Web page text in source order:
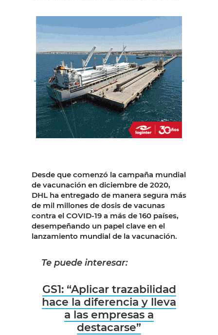
Desde que comenzó la campaña mundial
de vacunación en diciembre de 2020,
DHL ha entregado de manera segura más
de mil millones de dosis de vacunas
contra el COVID-19 a más de 160 países,
desempeñando un papel clave en el
lanzamiento mundial de la vacunación.
Te puede interesar:
GS1: “Aplicar trazabilidad
hace la diferencia y lleva
a las empresas a
destacarse”